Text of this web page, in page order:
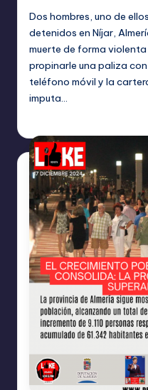
Dos hombres, uno de
detenidos en Níjar,
muerte de forma violenta
propinarle una paliza
teléfono móvil y la
imputa…